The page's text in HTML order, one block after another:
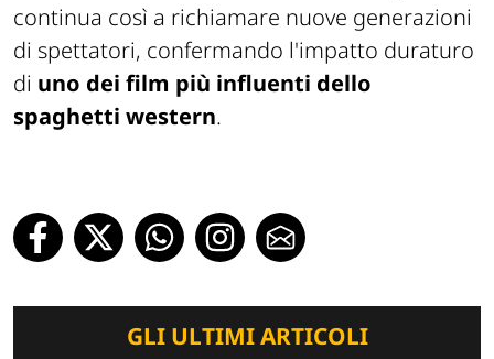
continua così a richiamare nuove generazioni
di spettatori, confermando l'impatto duraturo
di uno dei film più influenti dello
spaghetti western.
GLI ULTIMI ARTICOLI